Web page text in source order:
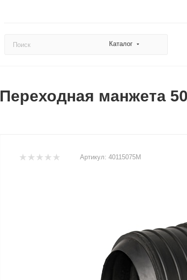
Каталог
Переходная манжета
Артикул: 40115075М